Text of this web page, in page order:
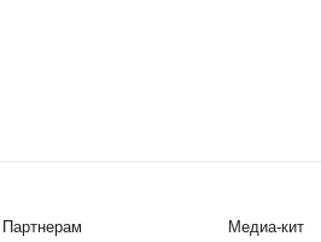
Партнерам Медиа-кит